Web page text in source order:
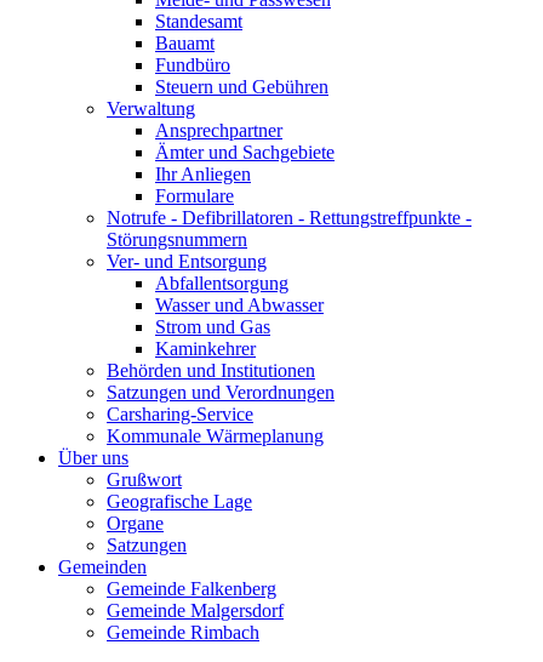
Standesamt
Bauamt
Fundbüro
Steuern und Gebühren
Verwaltung
Ansprechpartner
Ämter und Sachgebiete
Ihr Anliegen
Formulare
Notrufe - Defibrillatoren - Rettungstreffpunkte -
Störungsnummern
Ver- und Entsorgung
Abfallentsorgung
Wasser und Abwasser
Strom und Gas
Kaminkehrer
Behörden und Institutionen
Satzungen und Verordnungen
Carsharing-Service
Kommunale Wärmeplanung
Über uns
Grußwort
Geografische Lage
Organe
Satzungen
Gemeinden
Gemeinde Falkenberg
Gemeinde Malgersdorf
Gemeinde Rimbach